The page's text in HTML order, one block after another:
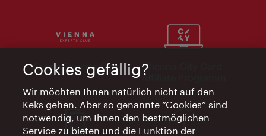
Vienna Experts Club
Vienna City Card
Affiliate Programm
Cookies gefällig?
Wir möchten Ihnen natürlich nicht auf den
Keks gehen. Aber so genannte “Cookies” sind
notwendig, um Ihnen den bestmöglichen
Service zu bieten und die Funktion der